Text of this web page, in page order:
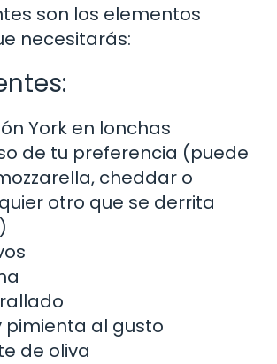
son los elementos
necesitarás:
York en lonchas
de tu preferencia (puede
cheddar o
otro que se derrita
pimienta al gusto
de oliva